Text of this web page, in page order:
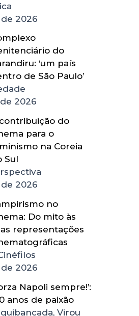
2026
do
‘um país
de São Paulo’
2026
do
para o
na Coreia
Sul
2026
no
Do mito às
representações
2026
Napoli sempre!’:
anos de paixão
Virou